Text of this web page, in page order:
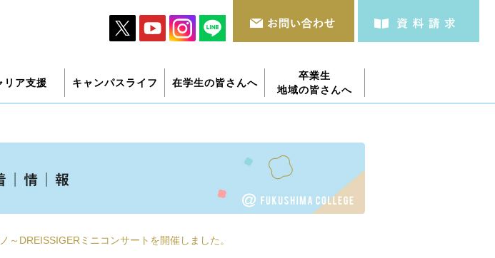
リア支援 キャンパスライフ 在学生の皆さんへ
卒業生
地域の皆さんへ
～DREISSIGERミニコンサートを開催しました。